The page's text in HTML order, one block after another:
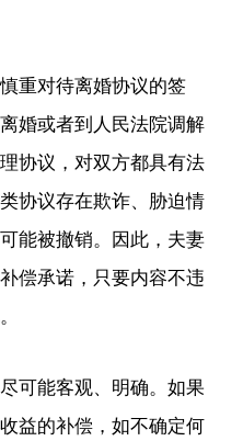
对待离婚协议的签
婚或者到人民法院调解
协议，对双方都具有法
协议存在欺诈、胁迫情
能被撤销。因此，夫妻
偿承诺，只要内容不违
能客观、明确。如果
益的补偿，如不确定何